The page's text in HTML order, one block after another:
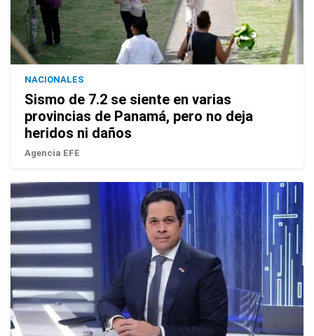
NACIONALES
Sismo de 7.2 se siente en varias
provincias de Panamá, pero no deja
heridos ni daños
Agencia EFE